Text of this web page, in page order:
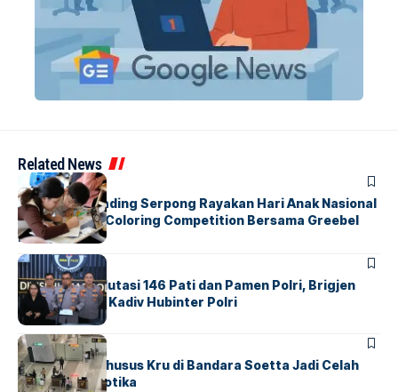
Related News
BERITAINDEX
Atria Hotel Gading Serpong Rayakan Hari Anak Nasional
Lewat Family Coloring Competition Bersama Greebel
Indonesia
BERITA
Mabes Polri Mutasi 146 Pati dan Pamen Polri, Brigjen
Untung Jabat Kadiv Hubinter Polri
BANDARABERITA
Ketika Jalur Khusus Kru di Bandara Soetta Jadi Celah
Sindikat Narkotika